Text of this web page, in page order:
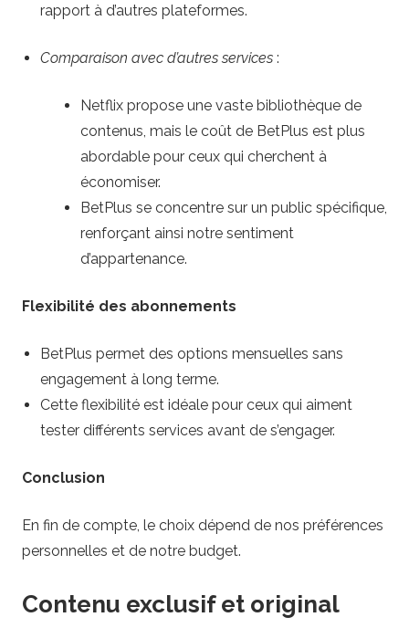
rapport à d’autres plateformes.
Comparaison avec d’autres services :
Netflix propose une vaste bibliothèque de
contenus, mais le coût de BetPlus est plus
abordable pour ceux qui cherchent à
économiser.
BetPlus se concentre sur un public spécifique,
renforçant ainsi notre sentiment
d’appartenance.
Flexibilité des abonnements
BetPlus permet des options mensuelles sans
engagement à long terme.
Cette flexibilité est idéale pour ceux qui aiment
tester différents services avant de s’engager.
Conclusion
En fin de compte, le choix dépend de nos préférences
personnelles et de notre budget.
Contenu exclusif et original